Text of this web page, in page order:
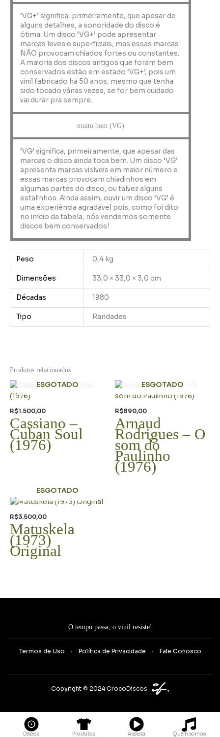
‘VG+’ significa, primeiramente, que apesar de
alguns detalhes, a sonoridade do disco é
ótima. Um disco ‘VG+’ pode apresentar
marcas leves e superficiais, mas essas marcas
NÃO provocam chiados fortes ou constantes.
A maioria dos discos antigos que foram bem
conservados estão em estado ‘VG+’, pois um
vinil fabricado há 50 anos, mesmo que tenha
sido tocado várias vezes, se for bem cuidado
vai durar pra sempre.
muito bom (VG)
‘VG’ significa, primeiramente, que apesar das
marcas o disco ainda toca bem. Um disco ‘VG’
apresenta marcas visíveis em maior número e
essas marcas provocam chiadinhos em
algumas partes do disco, ou talvez alguns
estalinhos. Ainda assim, ouvir um disco ‘VG’ é
uma experiência agradável pois, como foi dito
no início da tabela, nós vendemos somente
discos bem conservados!
Peso 0,4 kg
Dimensões 33,0 × 33,0 × 3,0 cm
Décadas 1980
Tipo Raridades
Produtos relacionados
ESGOTADO
R$1.500,00
Cassiano –
Cuban Soul
(1976)
ESGOTADO
R$890,00
Arnaud
Rodrigues – O
som do
Paulinho
(1976)
ESGOTADO
R$3.500,00
Matuskela
(1973)
Original
O tempo passa, o vinil resiste!
Termos de Uso Política de Privacidade Fale Conosco
Copyright © 2024 CrocoDiscos
Discos Produtos Assista Quem somos